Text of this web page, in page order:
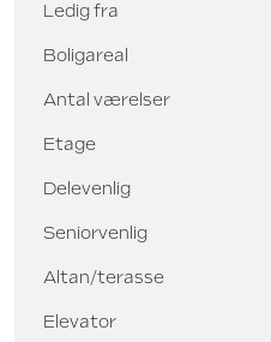
Ledig fra
Boligareal
Antal værelser
Etage
Delevenlig
Seniorvenlig
Altan/terasse
Elevator